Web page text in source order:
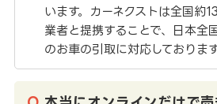
います。カーネクストは全国約
業者と提携することで、日本全
のお車の引取に対応しております